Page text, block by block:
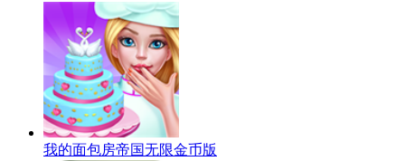
我的面包房帝国无限金币版